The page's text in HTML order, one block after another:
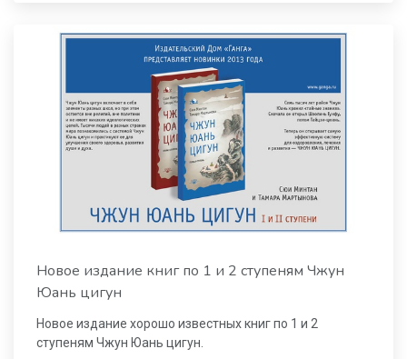
Новое издание книг по 1 и 2 ступеням Чжун
Юань цигун
Новое издание хорошо известных книг по 1 и 2
ступеням Чжун Юань цигун.